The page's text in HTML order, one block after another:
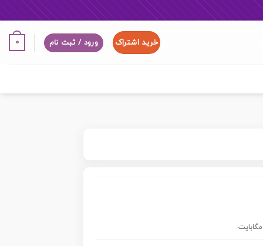
خرید اشتراک ورود / ثبت نام 0